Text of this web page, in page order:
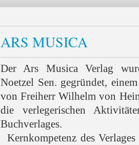
ARS MUSICA
Der Ars Musica Verlag
Noetzel Sen. gegründet,
von Freiherr Wilhelm von
die verlegerischen
Buchverlages.
Kernkompetenz des